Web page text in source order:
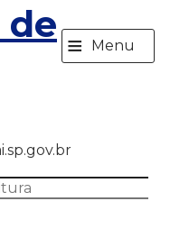
≡ Menu